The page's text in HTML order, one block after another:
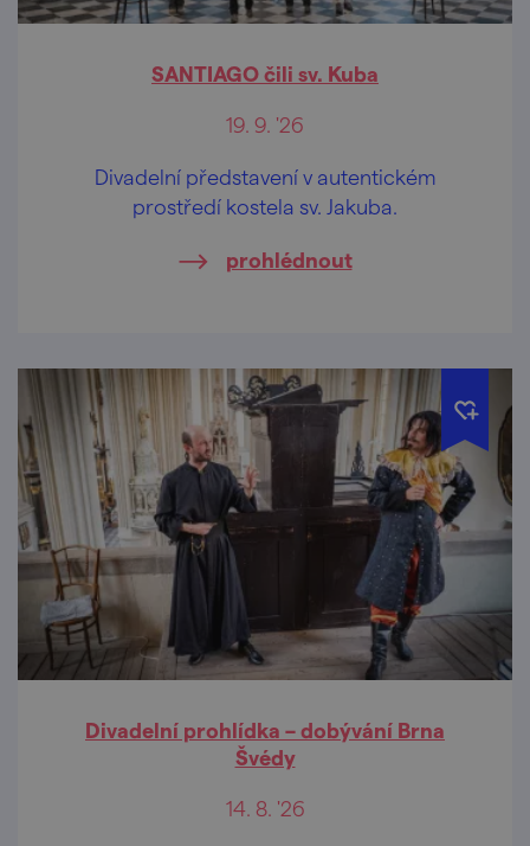
SANTIAGO čili sv. Kuba
19. 9. '26
Divadelní představení v autentickém
prostředí kostela sv. Jakuba.
prohlédnout
Divadelní prohlídka – dobývání Brna
Švédy
14. 8. '26